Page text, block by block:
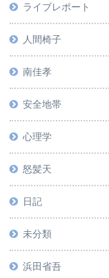
ライブレポート
人間椅子
南佳孝
安全地帯
心理学
怒髪天
日記
未分類
浜田省吾